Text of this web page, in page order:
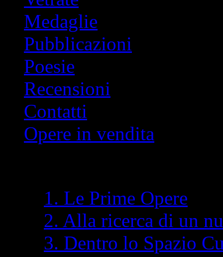
Medaglie
Pubblicazioni
Poesie
Recensioni
Contatti
Opere in vendita
1. Le Prime Opere
2. Alla ricerca di un
3. Dentro lo Spazio